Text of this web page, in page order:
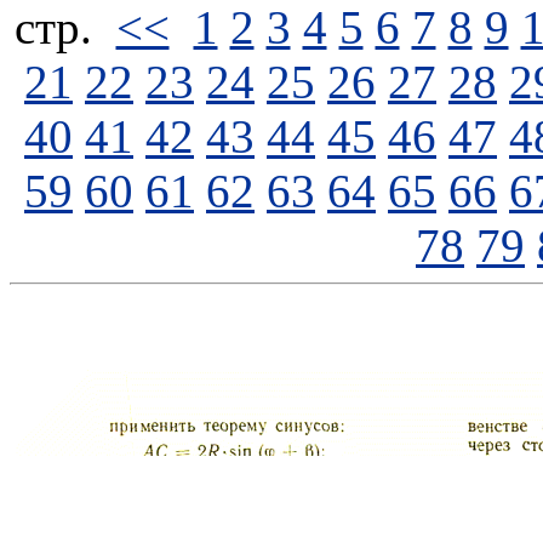
стp. << 1 2 3 4 5 6 7 8 9
21 22 23 24 25 26 27 28
40 41 42 43 44 45 46 47
59 60 61 62 63 64 65 66
78 79